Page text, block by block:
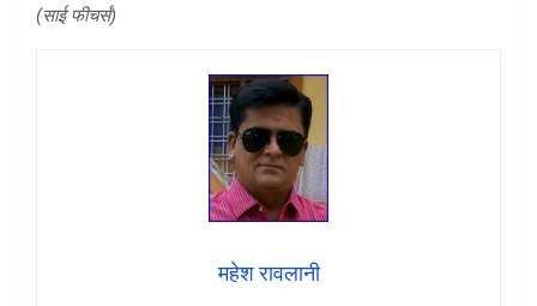
(साई फीचर्स)
महेश रावलानी